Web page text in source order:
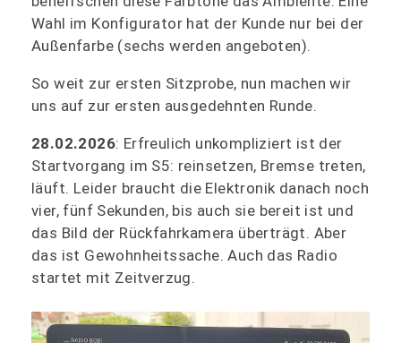
Wahl im Konfigurator hat der Kunde nur bei der
Außenfarbe (sechs werden angeboten).
So weit zur ersten Sitzprobe, nun machen wir
uns auf zur ersten ausgedehnten Runde.
28.02.2026: Erfreulich unkompliziert ist der
Startvorgang im S5: reinsetzen, Bremse treten,
läuft. Leider braucht die Elektronik danach noch
vier, fünf Sekunden, bis auch sie bereit ist und
das Bild der Rückfahrkamera überträgt. Aber
das ist Gewohnheitssache. Auch das Radio
startet mit Zeitverzug.